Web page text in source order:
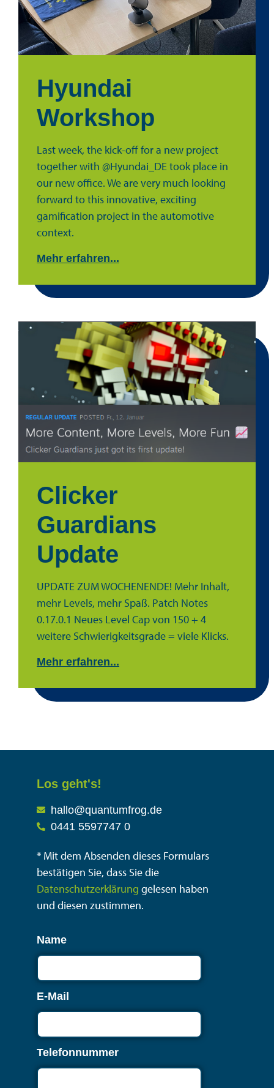
Hyundai
Workshop
Last week, the kick-off for a new project
together with @Hyundai_DE took place in
our new office. We are very much looking
forward to this innovative, exciting
gamification project in the automotive
context.
Mehr erfahren...
Clicker
Guardians
Update
UPDATE ZUM WOCHENENDE! Mehr Inhalt,
mehr Levels, mehr Spaß. Patch Notes
0.17.0.1 Neues Level Cap von 150 + 4
weitere Schwierigkeitsgrade = viele Klicks.
Mehr erfahren...
Los geht's!
hallo@quantumfrog.de
0441 5597747 0
* Mit dem Absenden dieses Formulars
bestätigen Sie, dass Sie die
Datenschutzerklärung gelesen haben
und diesen zustimmen.
Name
E-Mail
Telefonnummer